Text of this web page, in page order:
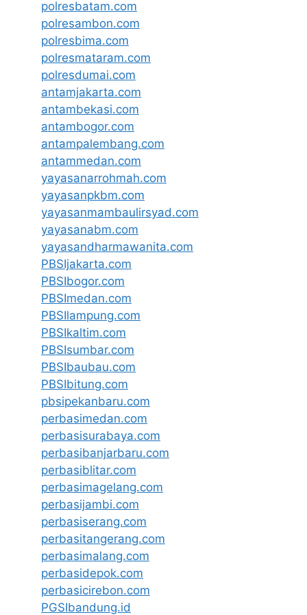
polresbatam.com
polresambon.com
polresbima.com
polresmataram.com
polresdumai.com
antamjakarta.com
antambekasi.com
antambogor.com
antampalembang.com
antammedan.com
yayasanarrohmah.com
yayasanpkbm.com
yayasanmambaulirsyad.com
yayasanabm.com
yayasandharmawanita.com
PBSIjakarta.com
PBSIbogor.com
PBSImedan.com
PBSIlampung.com
PBSIkaltim.com
PBSIsumbar.com
PBSIbaubau.com
PBSIbitung.com
pbsipekanbaru.com
perbasimedan.com
perbasisurabaya.com
perbasibanjarbaru.com
perbasiblitar.com
perbasimagelang.com
perbasijambi.com
perbasiserang.com
perbasitangerang.com
perbasimalang.com
perbasidepok.com
perbasicirebon.com
PGSIbandung.id